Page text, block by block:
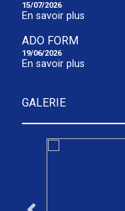
15/07/2026
En savoir plus
ADO FORM
19/06/2026
En savoir plus
GALERIE